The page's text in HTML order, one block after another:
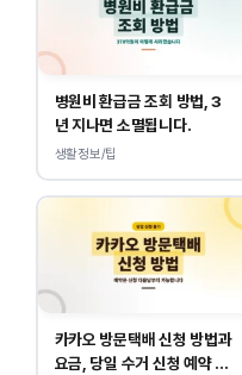
병원비 환급금 조회 방법, 3
년 지나면 소멸됩니다.
생활정보/팁
카카오 방문택배 신청 방법과
요금, 당일 수거 신청 예약 안